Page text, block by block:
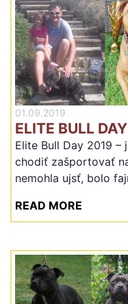
01.09.2019
ELITE BULL
Elite Bull Day 2019 –
chodiť zašportovať
nemohla ujsť, bolo
READ MORE